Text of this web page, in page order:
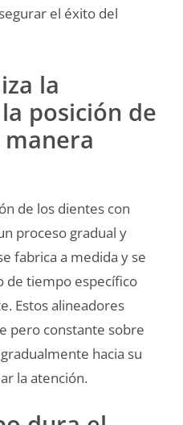
el éxito del
la
posición de
de los dientes con
proceso gradual y
fabrica a medida y se
de tiempo específico
Estos alineadores
pero constante sobre
hacia su
la atención.